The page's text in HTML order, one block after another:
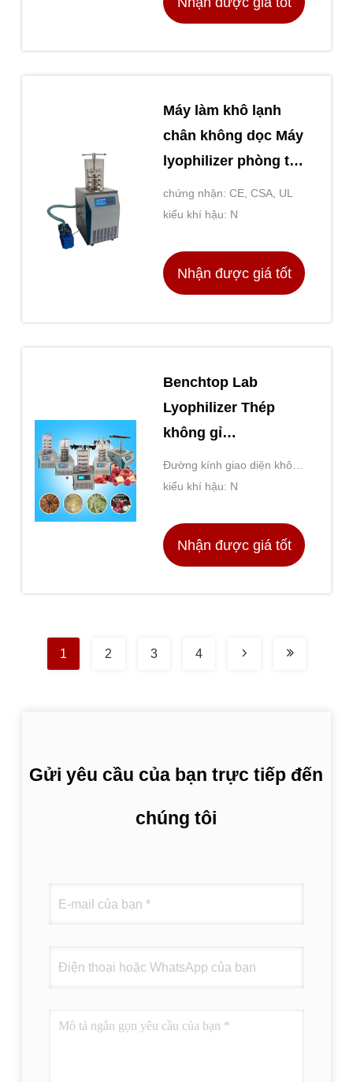
Máy làm khô lạnh
chân không dọc Máy
lyophilizer phòng thí
nghiệm quy mô nhỏ
chứng nhận: CE, CSA, UL
kiểu khí hậu: N
Nhận được giá tốt
Benchtop Lab
Lyophilizer Thép
không gỉ
Lyophilization chân
không
Đường kính giao diện không
khí: 2”
kiểu khí hậu: N
Nhận được giá tốt
1 2 3 4
Gửi yêu cầu của bạn trực tiếp đến
chúng tôi